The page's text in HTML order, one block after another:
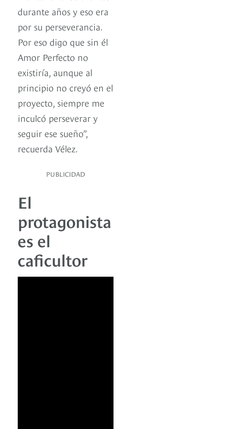
durante años y eso era
por su perseverancia.
Por eso digo que sin él
Amor Perfecto no
existiría, aunque al
principio no creyó en el
proyecto, siempre me
inculcó perseverar y
seguir ese sueño”,
recuerda Vélez.
PUBLICIDAD
El
protagonista
es el
caficultor